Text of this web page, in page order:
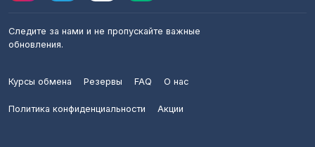
Следите за нами и не пропускайте важные
обновления.
Курсы обмена Резервы FAQ О нас
Политика конфиденциальности Акции